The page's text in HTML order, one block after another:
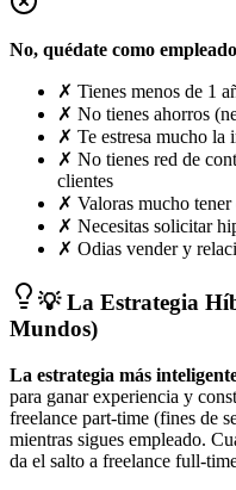
No, quédate como
✗ Tienes menos de 1
✗ No tienes ahorros
✗ Te estresa mucho la
✗ No tienes red de
clientes
✗ Valoras mucho
✗ Necesitas solicitar
✗ Odias vender y
💡 La Estrategia
Mundos)
La estrategia más
para ganar experiencia y
freelance part-time (fines de
mientras sigues empleado.
da el salto a freelance full-